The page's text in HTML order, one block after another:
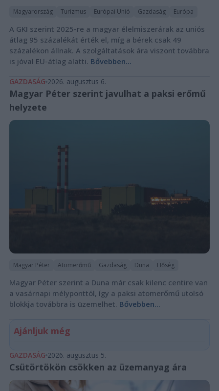
Magyarország Turizmus Európai Unió Gazdaság Európa
A GKI szerint 2025-re a magyar élelmiszerárak az uniós
átlag 95 százalékát érték el, míg a bérek csak 49
százalékon állnak. A szolgáltatások ára viszont továbbra
is jóval EU-átlag alatti. Bővebben...
GAZDASÁG 2026. augusztus 6.
Magyar Péter szerint javulhat a paksi erőmű
helyzete
Magyar Péter Atomerőmű Gazdaság Duna Hőség
Magyar Péter szerint a Duna már csak kilenc centire van
a vasárnapi mélyponttól, így a paksi atomerőmű utolsó
blokkja továbbra is üzemelhet. Bővebben...
Ajánljuk még
GAZDASÁG 2026. augusztus 5.
Csütörtökön csökken az üzemanyag ára